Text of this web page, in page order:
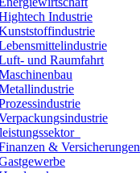
Industrie
und Raumfahrt
& Versicherungen